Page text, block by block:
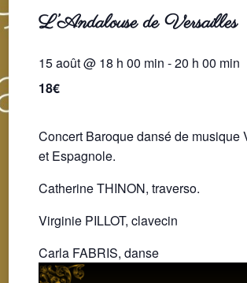
L’Andalouse de Versailles
15 août @ 18 h 00 min -20 h 00 min
18€
Concert Baroque dansé de musique
et Espagnole.
Catherine THINON, traverso.
Virginie PILLOT, clavecin
Carla FABRIS, danse